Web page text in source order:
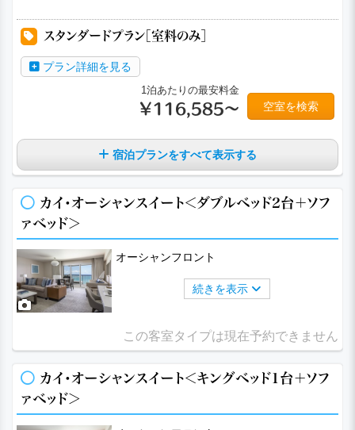
スタンダードプラン［室料のみ］
プラン詳細を見る
1泊あたりの最安料金
￥116,585～ 空室を検索
宿泊プランをすべて表示する
カイ・オーシャンスイート＜ダブルベッド2台＋ソフ
ァベッド＞
オーシャンフロント
続きを表示
この客室タイプは現在予約できません
カイ・オーシャンスイート＜キングベッド1台＋ソフ
ァベッド＞